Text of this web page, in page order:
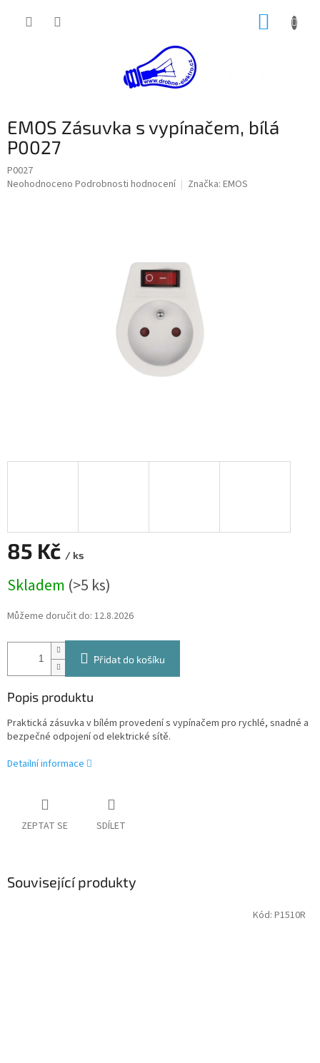
EMOS Zásuvka s vypínačem, bílá
P0027
P0027
Průměrné
Neohodnoceno Podrobnosti hodnocení Značka: EMOS
85 Kč / ks
cena:
Skladem (>5 ks)
Můžeme doručit do: 12.8.2026
Přidat do košíku
Popis produktu
Praktická zásuvka v bílém provedení s vypínačem pro rychlé, snadné a
bezpečné odpojení od elektrické sítě.
Detailní informace
ZEPTAT SE SDÍLET
Související produkty
Kód: P1510R